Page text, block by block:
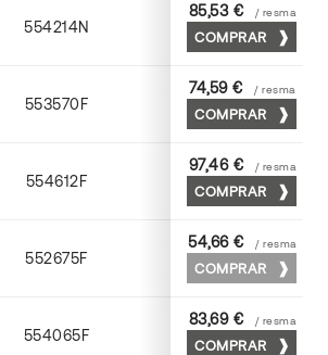
554214N 72 x 102
85,53 € / resma
COMPRAR
553570F 70 x 100
74,59 € / resma
COMPRAR
554612F 72 x 102
97,46 € / resma
COMPRAR
552675F 75 x 53
54,66 € / resma
COMPRAR
554065F 65 x 90
83,69 € / resma
COMPRAR